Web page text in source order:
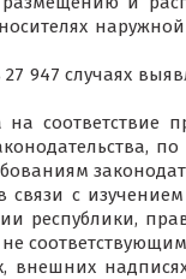
27 947 случаях
соответствие
связи с
республики,
внешних